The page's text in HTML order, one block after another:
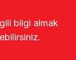
bilgi almak